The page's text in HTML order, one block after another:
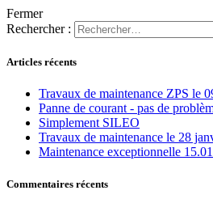
Fermer
Rechercher :
Articles récents
Travaux de maintenance ZPS le
Panne de courant - pas de
Simplement SILEO
Travaux de maintenance le 28
Maintenance exceptionnelle
Commentaires récents